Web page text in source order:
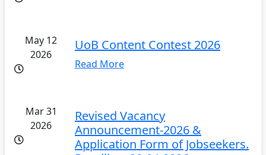
May 12
2026
UoB Content Contest 2026
Read More
Mar 31
2026
Revised Vacancy
Announcement-2026 &
Application Form of Jobseekers.